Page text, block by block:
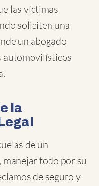
las víctimas
soliciten una
un abogado
automovilísticos
la
de un
todo por su
de seguro y